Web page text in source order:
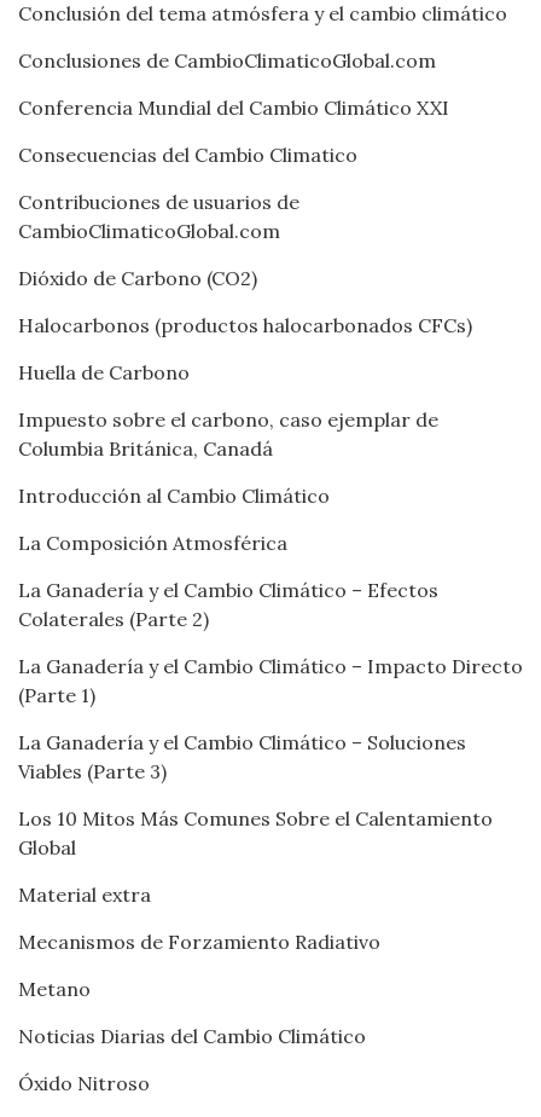
Conclusión del tema atmósfera y el cambio climático
Conclusiones de CambioClimaticoGlobal.com
Conferencia Mundial del Cambio Climático XXI
Consecuencias del Cambio Climatico
Contribuciones de usuarios de
CambioClimaticoGlobal.com
Dióxido de Carbono (CO2)
Halocarbonos (productos halocarbonados CFCs)
Huella de Carbono
Impuesto sobre el carbono, caso ejemplar de
Columbia Británica, Canadá
Introducción al Cambio Climático
La Composición Atmosférica
La Ganadería y el Cambio Climático – Efectos
Colaterales (Parte 2)
La Ganadería y el Cambio Climático – Impacto Directo
(Parte 1)
La Ganadería y el Cambio Climático – Soluciones
Viables (Parte 3)
Los 10 Mitos Más Comunes Sobre el Calentamiento
Global
Material extra
Mecanismos de Forzamiento Radiativo
Metano
Noticias Diarias del Cambio Climático
Óxido Nitroso